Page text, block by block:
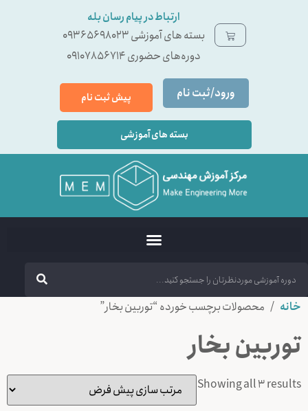
ارتباط در پیام رسان بله
بسته ‌های آموزشی 09365698023
دوره‌های حضوری 09107856714
ورود/ثبت نام پیش ثبت نام
بسته های آموزشی
خانه / محصولات برچسب خورده “توربين بخار”
توربين بخار
Showing all 3 results